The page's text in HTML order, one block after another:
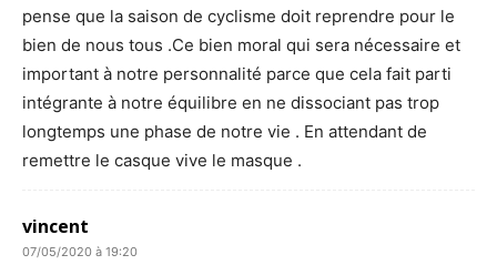
pense que la saison de cyclisme doit reprendre pour le
bien de nous tous .Ce bien moral qui sera nécessaire et
important à notre personnalité parce que cela fait parti
intégrante à notre équilibre en ne dissociant pas trop
longtemps une phase de notre vie . En attendant de
remettre le casque vive le masque .
vincent
07/05/2020 à 19:20